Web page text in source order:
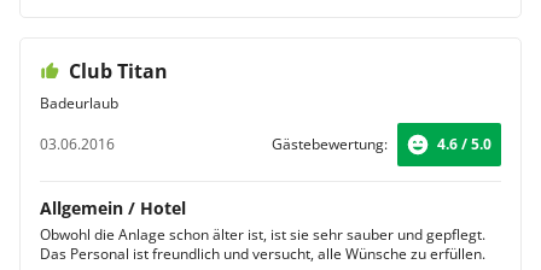
Club Titan
Badeurlaub
03.06.2016
Gästebewertung: 4.6 / 5.0
Allgemein / Hotel
Obwohl die Anlage schon älter ist, ist sie sehr sauber und gepflegt.
Das Personal ist freundlich und versucht, alle Wünsche zu erfüllen.